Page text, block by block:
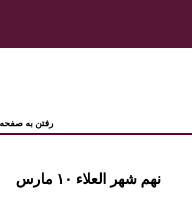
رفتن به
نهم شهر العلاء ١٠ مارس